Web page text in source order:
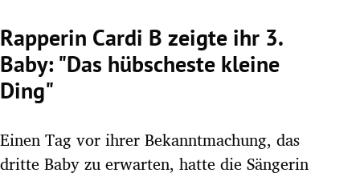
Untermenü
Rapperin Cardi B zeigte ihr 3.
Baby: "Das hübscheste kleine
Ding"
Einen Tag vor ihrer Bekanntmachung, das
dritte Baby zu erwarten, hatte die Sängerin